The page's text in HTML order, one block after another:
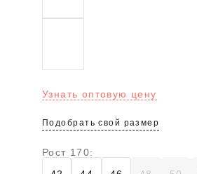
Узнать оптовую цену
Подобрать свой размер
Рост 170: